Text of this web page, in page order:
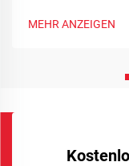
MEHR ANZEIGEN